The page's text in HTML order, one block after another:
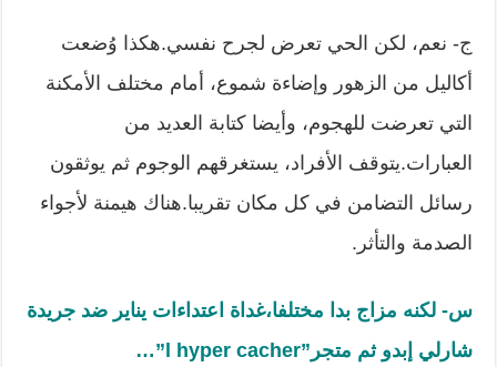
ج- نعم، لكن الحي تعرض لجرح نفسي.هكذا وُضعت
أكاليل من الزهور وإضاءة شموع، أمام مختلف الأمكنة
التي تعرضت للهجوم، وأيضا كتابة العديد من
العبارات.يتوقف الأفراد، يستغرقهم الوجوم ثم يوثقون
رسائل التضامن في كل مكان تقريبا.هناك هيمنة لأجواء
الصدمة والتأثر.
س- لكنه مزاج بدا مختلفا،غداة اعتداءات يناير ضد جريدة
شارلي إبدو ثم متجر”l hyper cacher
”
…